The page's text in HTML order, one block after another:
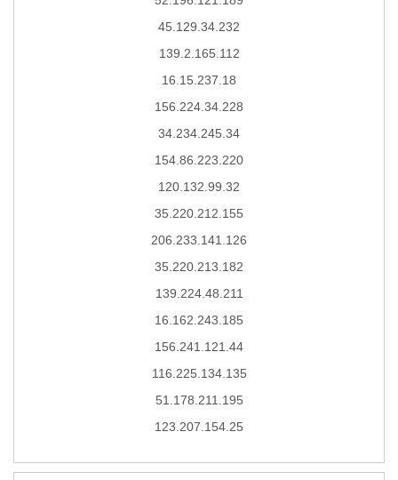
45.129.34.232
139.2.165.112
16.15.237.18
156.224.34.228
34.234.245.34
154.86.223.220
120.132.99.32
35.220.212.155
206.233.141.126
35.220.213.182
139.224.48.211
16.162.243.185
156.241.121.44
116.225.134.135
51.178.211.195
123.207.154.25